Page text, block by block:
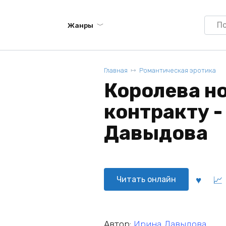
Жанры
for:
Главная Романтическая эротика
Королева
контракту
Давыдова
Читать онлайн
Автор: Ирина Давыдова